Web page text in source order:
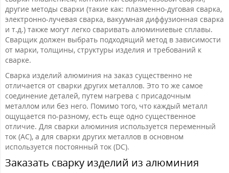
другие методы сварки (такие как: плазменно-дуговая сварка,
электронно-лучевая сварка, вакуумная диффузионная сварка
и т.д.) также могут легко сваривать алюминиевые сплавы.
Сварщик должен выбрать подходящий метод в зависимости
от марки, толщины, структуры изделия и требований к
сварке.
Сварка изделий алюминия на заказ существенно не
отличается от сварки других металлов. Это то же самое
соединение деталей, путем нагрева с присадочным
металлом или без него. Помимо того, что каждый металл
ощущается по-разному, есть еще одно существенное
отличие. Для сварки алюминия используется переменный
ток (AC), а для сварки других металлов в основном
используется постоянный ток (DC).
Заказать сварку изделий из алюминия